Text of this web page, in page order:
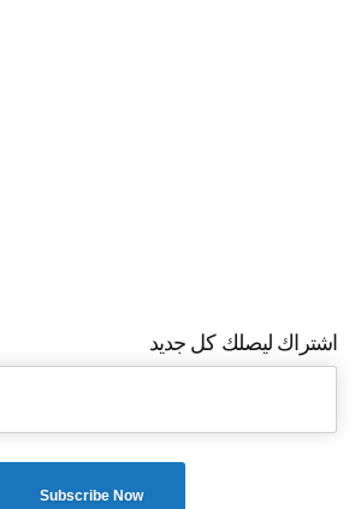
اشتراك ليصلك كل جديد